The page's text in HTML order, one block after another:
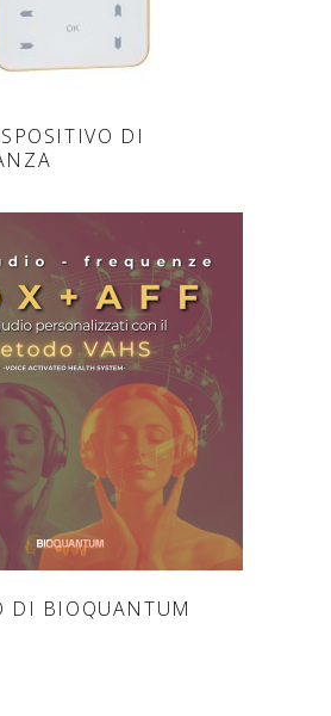
LEGGI TUTTO DI
AL CARRELLO
DI BIOQUANTUM